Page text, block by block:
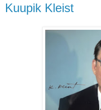
Kuupik Kleist